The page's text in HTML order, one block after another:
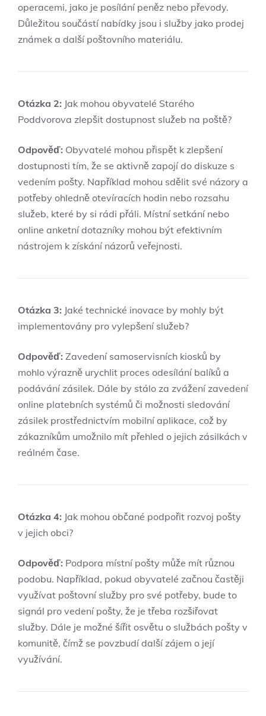
operacemi, jako je posílání peněz nebo převody.
Důležitou součástí nabídky jsou i služby jako prodej
známek a další poštovního materiálu.
Otázka 2: Jak mohou obyvatelé Starého
Poddvorova zlepšit dostupnost služeb na poště?
Odpověď: Obyvatelé mohou přispět k zlepšení
dostupnosti tím, že se aktivně zapojí do diskuze s
vedením pošty. Například mohou sdělit své názory a
potřeby ohledně otevíracích hodin nebo rozsahu
služeb, které by si rádi přáli. Místní setkání nebo
online anketní dotazníky mohou být efektivním
nástrojem k získání názorů veřejnosti.
Otázka 3: Jaké technické inovace by mohly být
implementovány pro vylepšení služeb?
Odpověď: Zavedení samoservisních kiosků by
mohlo výrazně urychlit proces odesílání balíků a
podávání zásilek. Dále by stálo za zvážení zavedení
online platebních systémů či možnosti sledování
zásilek prostřednictvím mobilní aplikace, což by
zákazníkům umožnilo mít přehled o jejich zásilkách v
reálném čase.
Otázka 4: Jak mohou občané podpořit rozvoj pošty
v jejich obci?
Odpověď: Podpora místní pošty může mít různou
podobu. Například, pokud obyvatelé začnou častěji
využívat poštovní služby pro své potřeby, bude to
signál pro vedení pošty, že je třeba rozšiřovat
služby. Dále je možné šířit osvětu o službách pošty v
komunitě, čímž se povzbudí další zájem o její
využívání.